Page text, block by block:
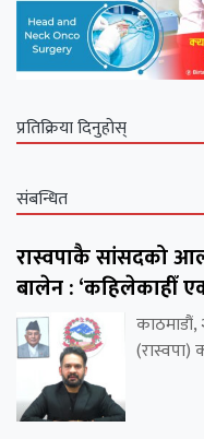
प्रतिक्रिया दिनुहोस्
संबन्धित
रास्वपाकै सांसदको
बालेन : ‘कहिलेकाहीँ
काठमाडौं,